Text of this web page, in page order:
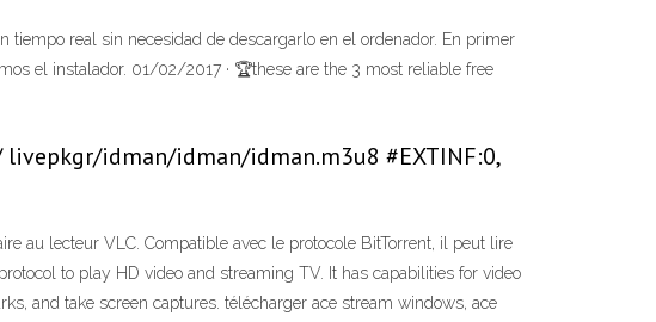
real sin necesidad de descargarlo en el ordenador. En primer
el instalador. 01/02/2017 · 🏆these are the 3 most reliable free
livepkgr/idman/idman/idman.m3u8 #EXTINF:0,
au lecteur VLC. Compatible avec le protocole BitTorrent, il peut lire
to play HD video and streaming TV. It has capabilities for video
and take screen captures. télécharger ace stream windows, ace